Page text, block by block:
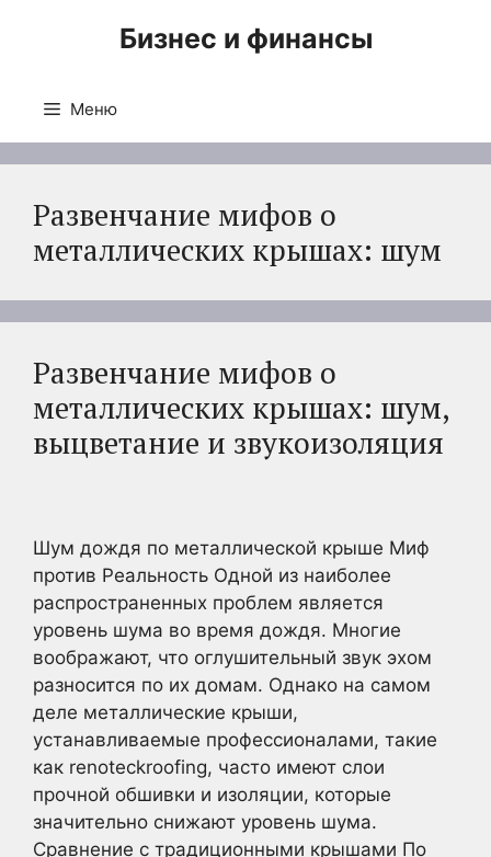
Бизнес и финансы
Меню
Развенчание мифов о
металлических крышах: шум
Развенчание мифов о
металлических крышах: шум,
выцветание и звукоизоляция
Шум дождя по металлической крыше Миф
против Реальность Одной из наиболее
распространенных проблем является
уровень шума во время дождя. Многие
воображают, что оглушительный звук эхом
разносится по их домам. Однако на самом
деле металлические крыши,
устанавливаемые профессионалами, такие
как renoteckroofing, часто имеют слои
прочной обшивки и изоляции, которые
значительно снижают уровень шума.
Сравнение с традиционными крышами По